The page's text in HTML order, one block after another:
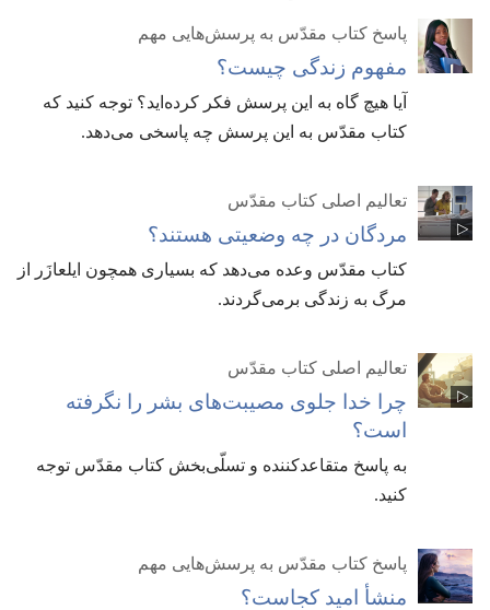
پاسخ کتاب مقدّس به پرسش‌هایی مهم
مفهوم زندگی چیست؟‏
آیا هیچ گاه به این پرسش فکر کرده‌اید؟‏ توجه کنید که
کتاب مقدّس به این پرسش چه پاسخی می‌دهد.‏
تعالیم اصلی کتاب مقدّس
مردگان در چه وضعیتی هستند؟‏
کتاب مقدّس وعده می‌دهد که بسیاری همچون ایلعازَر از
مرگ به زندگی برمی‌گردند.‏
تعالیم اصلی کتاب مقدّس
چرا خدا جلوی مصیبت‌های بشر را نگرفته
است؟‏
به پاسخ متقاعدکننده و تسلّی‌بخش کتاب مقدّس توجه
کنید.‏
پاسخ کتاب مقدّس به پرسش‌هایی مهم
منشأ امید کجاست؟‏